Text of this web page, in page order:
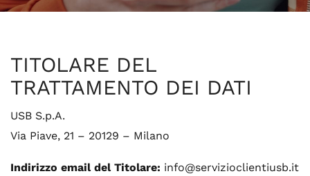
TITOLARE DEL
TRATTAMENTO DEI DATI
USB S.p.A.
Via Piave, 21 – 20129 – Milano
Indirizzo email del Titolare: info@servizioclientiusb.it